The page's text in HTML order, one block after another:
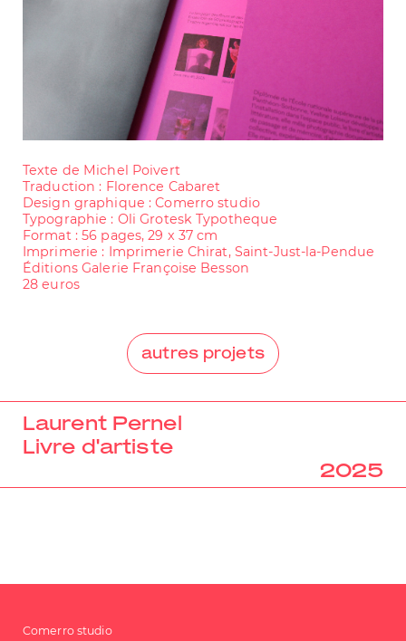
Texte de Michel Poivert
Traduction : Florence Cabaret
Design graphique : Comerro studio
Typographie : Oli Grotesk Typotheque
Format : 56 pages, 29 x 37 cm
Imprimerie : Imprimerie Chirat, Saint-Just-la-Pendue
Éditions Galerie Françoise Besson
28 euros
autres projets
Laurent Pernel
Livre d'artiste
2025
Comerro studio